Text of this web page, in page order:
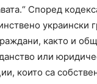
Според
украински
както и
или
които са